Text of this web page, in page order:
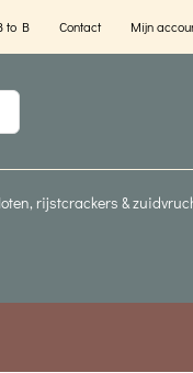
to B Contact Mijn
rijstcrackers &